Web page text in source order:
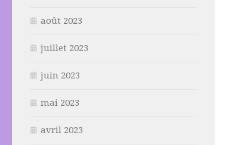
août 2023
juillet 2023
juin 2023
mai 2023
avril 2023